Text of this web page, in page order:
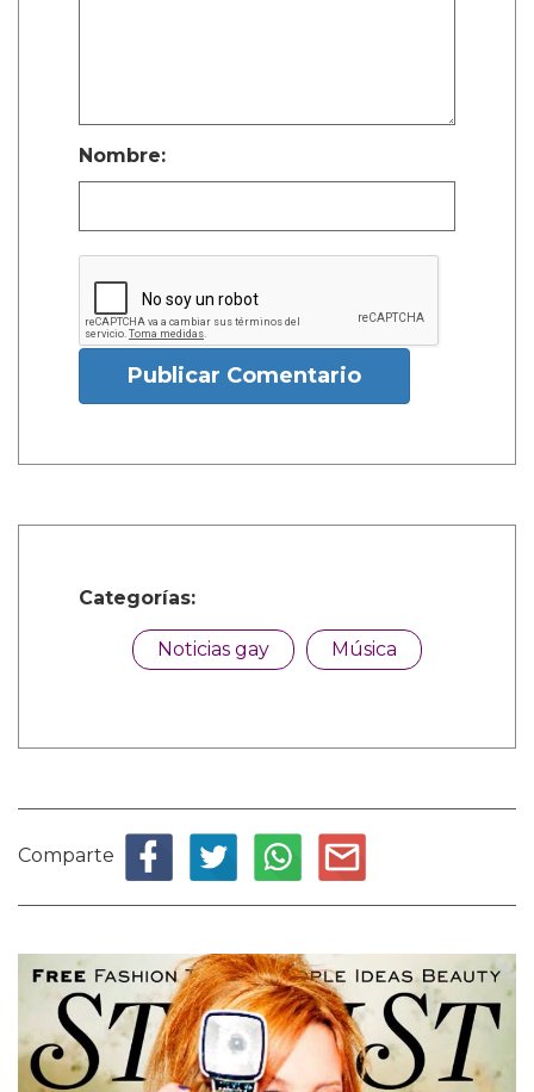
Nombre:
Publicar Comentario
Categorías:
Noticias gay Música
Comparte